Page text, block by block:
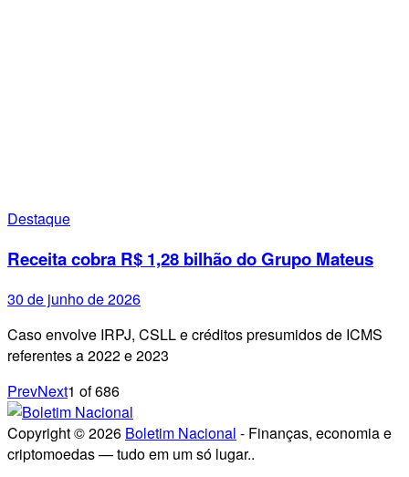
Destaque
Receita cobra R$ 1,28 bilhão do Grupo Mateus
30 de junho de 2026
Caso envolve IRPJ, CSLL e créditos presumidos de ICMS
referentes a 2022 e 2023
PrevNext1 of686
Copyright © 2026 Boletim Nacional - Finanças, economia e
criptomoedas — tudo em um só lugar..